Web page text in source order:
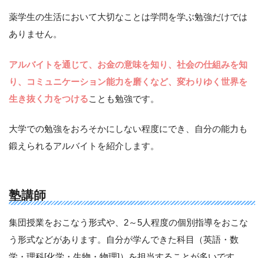
薬学生の生活において大切なことは学問を学ぶ勉強だけでは
ありません。
アルバイトを通じて、お金の意味を知り、社会の仕組みを知
り、コミュニケーション能力を磨くなど、変わりゆく世界を
生き抜く力をつけることも勉強です。
大学での勉強をおろそかにしない程度にでき、自分の能力も
鍛えられるアルバイトを紹介します。
塾講師
集団授業をおこなう形式や、2～5人程度の個別指導をおこな
う形式などがあります。自分が学んできた科目（英語・数